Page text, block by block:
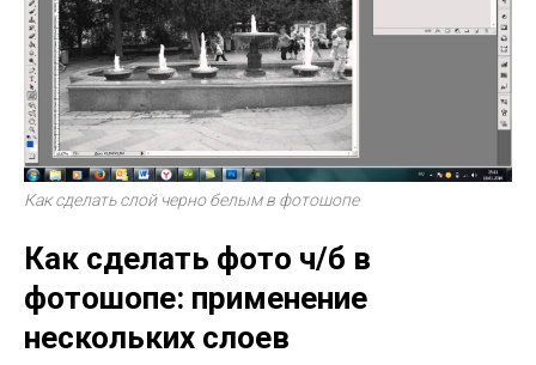
Как сделать слой черно белым в фотошопе
Как сделать фото ч/б в
фотошопе: применение
нескольких слоев